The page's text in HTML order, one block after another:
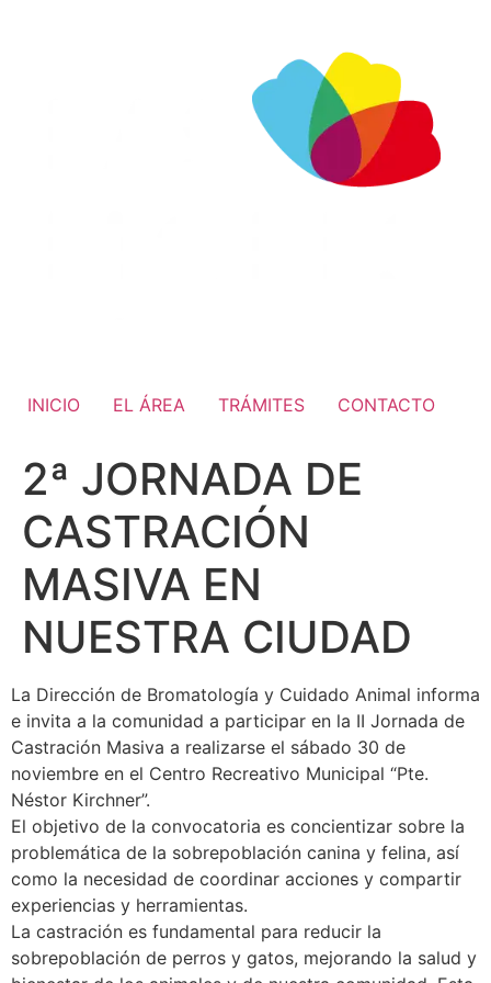
INICIO EL ÁREA TRÁMITES CONTACTO
2ª JORNADA DE
CASTRACIÓN
MASIVA EN
NUESTRA CIUDAD
La Dirección de Bromatología y Cuidado Animal informa
e invita a la comunidad a participar en la II Jornada de
Castración Masiva a realizarse el sábado 30 de
noviembre en el Centro Recreativo Municipal “Pte.
Néstor Kirchner”.
El objetivo de la convocatoria es concientizar sobre la
problemática de la sobrepoblación canina y felina, así
como la necesidad de coordinar acciones y compartir
experiencias y herramientas.
La castración es fundamental para reducir la
sobrepoblación de perros y gatos, mejorando la salud y